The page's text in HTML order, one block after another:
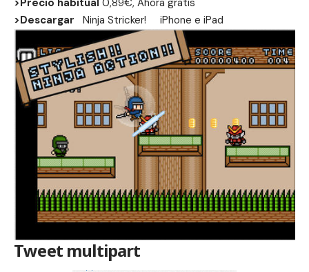
>Descargar
Ninja Stricker! iPhone e iPad
Tweet multipart